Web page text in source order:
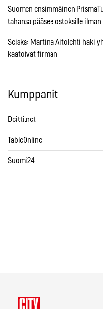
Suomen ensimmäinen
tahansa pääsee ostoksille
Seiska: Martina Aitolehti haki
kaatoivat firman
Kumppanit
Deitti.net
TableOnline
Suomi24